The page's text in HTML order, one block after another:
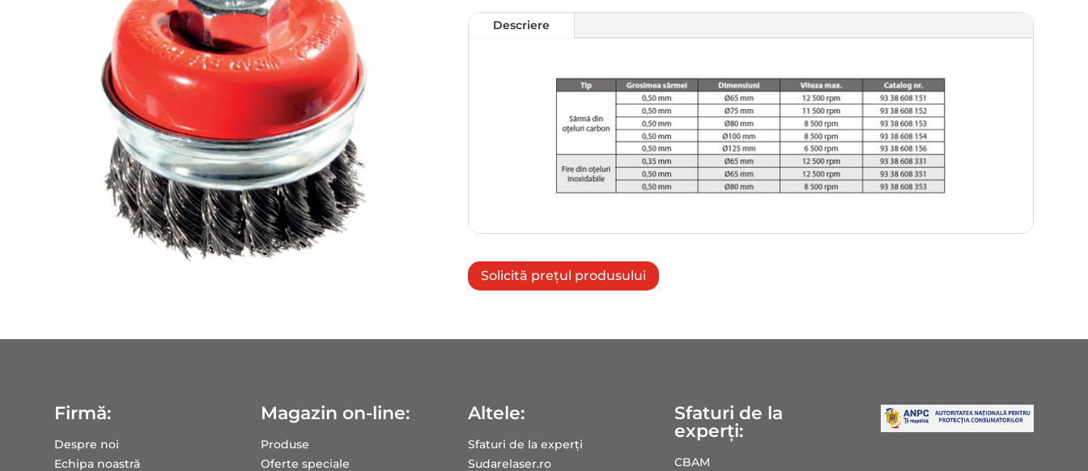
Descriere
Solicită prețul produsului
Firmă:
Despre noi
Echipa noastră
Magazin on-line:
Produse
Oferte speciale
Altele:
Sfaturi de la experți
Sudarelaser.ro
Sfaturi de la
experți:
CBAM